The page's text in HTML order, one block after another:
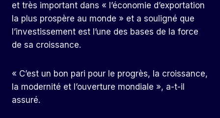
et très important dans « l’économie d’exportation
la plus prospère au monde » et a souligné que
l’investissement est l’une des bases de la force
de sa croissance.
« C’est un bon pari pour le progrès, la croissance,
la modernité et l’ouverture mondiale », a-t-il
assuré.